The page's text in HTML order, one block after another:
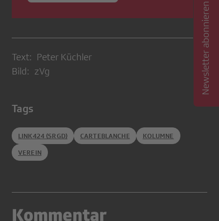
Text: Peter Küchler
Bild: zVg
Tags
LINK424 (SRGD) CARTEBLANCHE KOLUMNE
VEREIN
Kommentar
Newsletter abonnieren